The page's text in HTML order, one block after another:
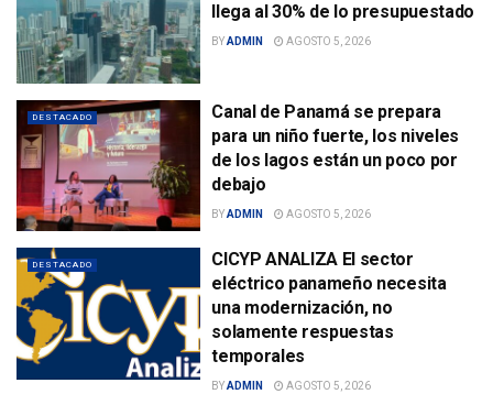
llega al 30% de lo presupuestado
BYADMIN AGOSTO 5, 2026
DESTACADO
Canal de Panamá se prepara
para un niño fuerte, los niveles
de los lagos están un poco por
debajo
BYADMIN AGOSTO 5, 2026
DESTACADO
CICYP ANALIZA El sector
eléctrico panameño necesita
una modernización, no
solamente respuestas
temporales
BYADMIN AGOSTO 5, 2026